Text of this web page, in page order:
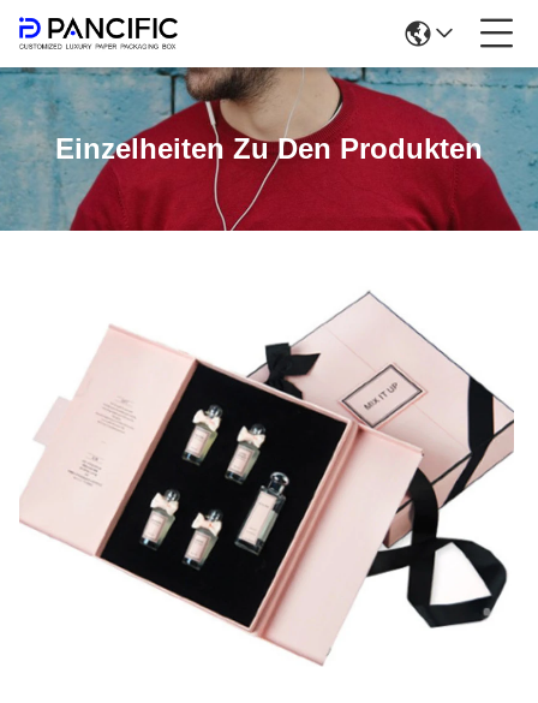
Einzelheiten Zu Den Produkten